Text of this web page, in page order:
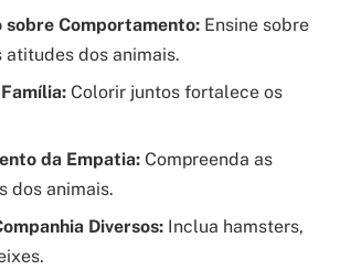
sobre Comportamento: Ensine sobre
dos animais.
Colorir juntos fortalece os
da Empatia: Compreenda as
dos animais.
Diversos: Inclua hamsters,